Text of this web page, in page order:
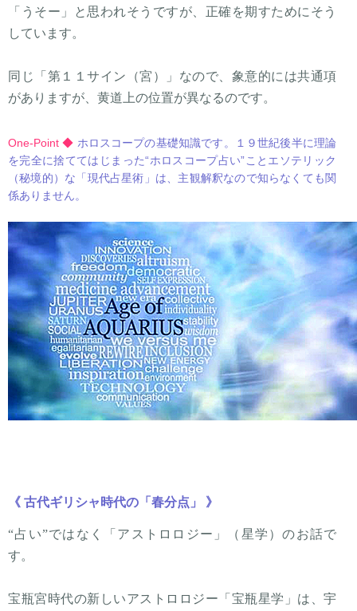
「うそー」と思われそうですが、正確を期すためにそう
しています。
同じ「第１１サイン（宮）」なので、象意的には共通項
がありますが、黄道上の位置が異なるのです。
One-Point ◆ ホロスコープの基礎知識です。１９世紀後半に理論
を完全に捨ててはじまった“ホロスコープ占い”ことエソテリック
（秘境的）な「現代占星術」は、主観解釈なので知らなくても関
係ありません。
《 古代ギリシャ時代の「春分点」 》
“占い”ではなく「アストロロジー」（星学）のお話で
す。
宝瓶宮時代の新しいアストロロジー「宝瓶星学」は、宇